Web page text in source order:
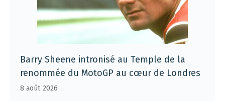
Barry Sheene intronisé au Temple de la
renommée du MotoGP au cœur de Londres
8 août 2026